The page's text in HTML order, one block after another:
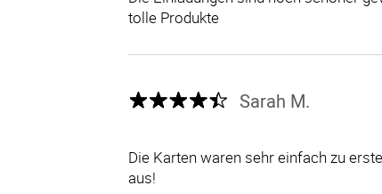
tolle Produkte
Sarah M.
Die Karten waren sehr einfach zu
aus!